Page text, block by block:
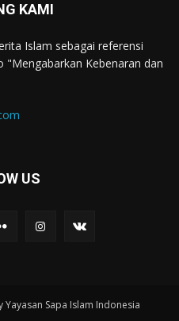
KAMI
Islam sebagai referensi
Kebenaran dan
US
Sapa Islam Indonesia